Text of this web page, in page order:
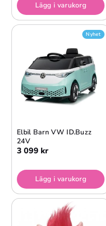
Lägg i varukorg
Nyhet
Elbil Barn VW ID.Buzz
24V
3 099 kr
Lägg i varukorg